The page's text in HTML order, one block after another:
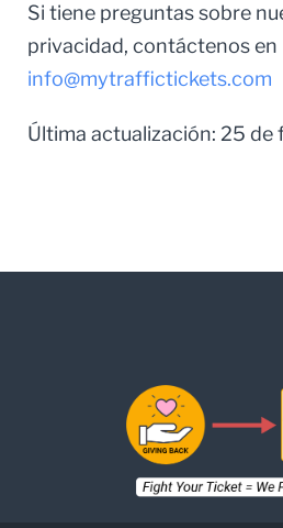
Si tiene preguntas sobre
privacidad, contáctenos en
info@mytraffictickets.com
Última actualización: 25 de